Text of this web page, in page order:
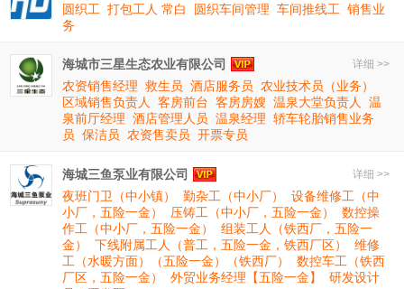
圆织工 打包工人 常白 圆织车间管理 车间推线工 销售业
务
详细 >>
海城市三星生态农业有限公司
农资销售经理 救生员 酒店服务员 农业技术员（业务）
区域销售负责人
客房前台 客房房嫂 温泉大堂负责人
温
泉前厅经理 酒店管理人员 温泉经理 轿车轮胎销售业务
员 保洁员 农资售卖员 开票专员
详细 >>
海城三鱼泵业有限公司
夜班门卫（中小镇）
勤杂工（中小厂）
设备维修工（中
小厂，五险一金）
压铸工（中小厂，五险一金）
数控操
作工（中小厂，五险一金）
组装工人（铁西厂，五险一
金）
下线附属工人（普工，五险一金，铁西厂区）
维修
工（水暖方面）（五险一金）（铁西厂）
数控车工（铁西
厂区，五险一金）
外贸业务经理【五险一金】
研发设计